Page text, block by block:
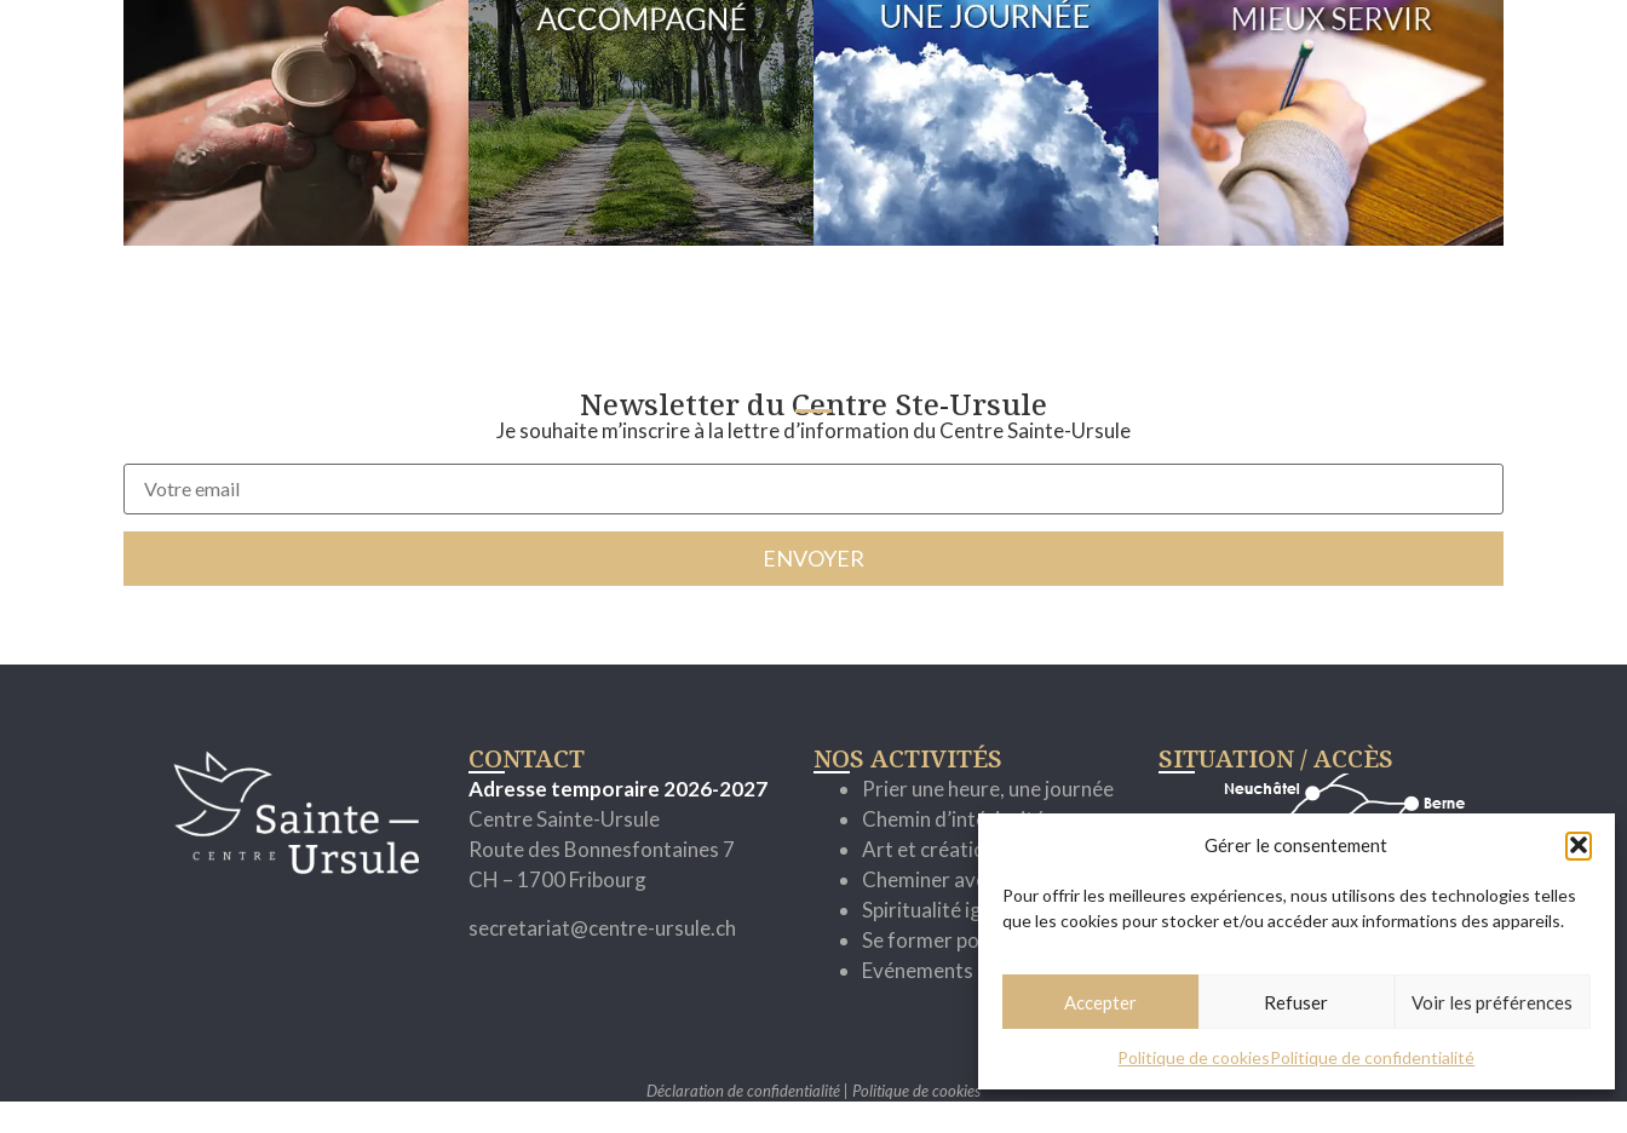
Gérer le consentement
Pour offrir les meilleures expériences, nous utilisons des technologies telles
que les cookies pour stocker et/ou accéder aux informations des appareils.
Accepter Refuser Voir les préférences
Politique de cookiesPolitique de confidentialité
Newsletter du Centre Ste-Ursule
Je souhaite m’inscrire à la lettre d’information du Centre Sainte-Ursule
CONTACT
Adresse temporaire 2026-2027
Centre Sainte-Ursule
Route des Bonnesfontaines 7
CH – 1700 Fribourg
secretariat@centre-ursule.ch
NOS ACTIVITÉS
Prier une heure, une journée
Chemin d’intériorité
Art et création
Cheminer avec la parole
Spiritualité ignatienne
Se former pour mieux servir
Evénements
SITUATION / ACCÈS
Déclaration de confidentialité
Politique de cookies